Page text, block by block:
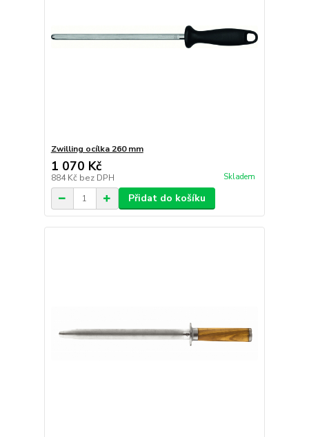
Zwilling ocílka 260 mm
1 070 Kč
884 Kč bez DPH Skladem
Přidat do košíku